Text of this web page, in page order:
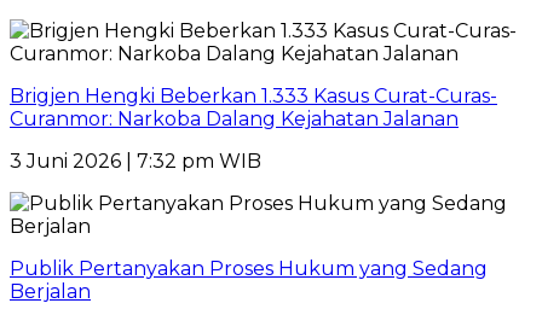
Brigjen Hengki Beberkan 1.333 Kasus Curat-Curas-
Curanmor: Narkoba Dalang Kejahatan Jalanan
3 Juni 2026 | 7:32 pm WIB
Publik Pertanyakan Proses Hukum yang Sedang
Berjalan